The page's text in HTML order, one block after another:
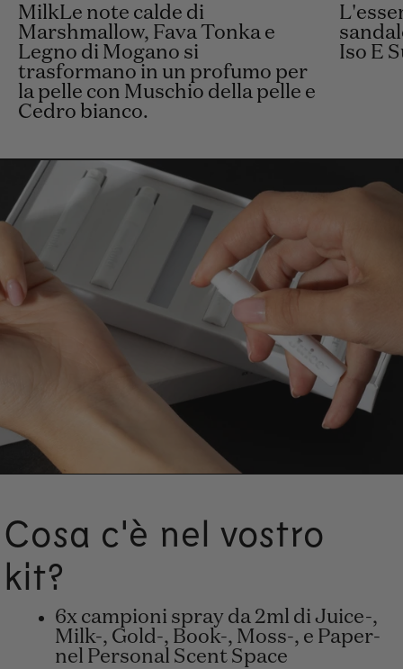
MilkLe note calde di
Marshmallow, Fava Tonka e
Legno di Mogano si
trasformano in un profumo per
la pelle con Muschio della pelle e
Cedro bianco.
Iso E
Cosa c'è nel vostro
kit?
6x campioni spray da 2ml di Juice-,
Milk-, Gold-, Book-, Moss-, e Paper-
nel Personal Scent Space